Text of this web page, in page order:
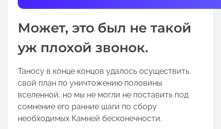
t
p
s
t
o
n
:
Может, это был не такой
уж плохой звонок.
Таносу в конце концов удалось осуществить
свой план по уничтожению половины
вселенной, но мы не могли не поставить под
сомнение его ранние шаги по сбору
необходимых Камней бесконечности.